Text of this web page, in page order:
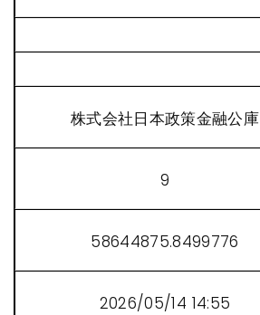
株式会社日本政策金融公庫
9
58644875.8499776
2026/05/14 14:55